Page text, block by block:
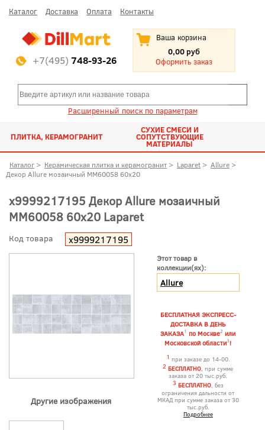
Каталог Доставка Оплата Контакты
+7(495) 748-93-26
Ваша корзина
0,00 руб
Оформить заказ
Расширенный поиск по параметрам
ПЛИТКА, КЕРАМОГРАНИТ
СУХИЕ СМЕСИ И
СОПУТСТВУЮЩИЕ
МАТЕРИАЛЫ
Каталог > Керамическая плитка и керамогранит > Laparet > Allure >
Декор Allure мозаичный MM60058 60x20
х9999217195 Декор Allure мозаичный
MM60058 60x20 Laparet
Код товара х9999217195
Другие изображения
Этот товар в
коллекции(ях):
Allure
БЕСПЛАТНАЯ ЭКСПРЕСС-
ДОСТАВКА В ДЕНЬ
ЗАКАЗА1 по Москве2 или
Московской области3!
1 при заказе до 14-00.
2 БЕСПЛАТНО, при сумме
заказа от 20 тыс.руб.
3 БЕСПЛАТНО, без
ограничения дальности от
МКАД при сумме заказа от 30
тыс.руб.
Подробнее